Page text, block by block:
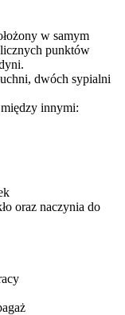
w samym
punktów
dwóch sypialni
innymi:
oraz naczynia do